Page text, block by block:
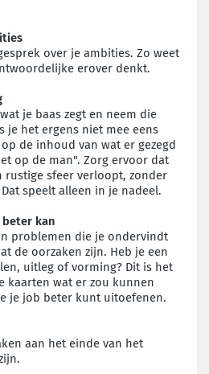
over je ambities. Zo weet
erover denkt.
je baas zegt en neem die
je het ergens niet mee eens
de inhoud van wat er gezegd
op de man". Zorg ervoor dat
rustige sfeer verloopt, zonder
speelt alleen in je nadeel.
kan
problemen die je ondervindt
de oorzaken zijn. Heb je een
uitleg of vorming? Dit is het
kaarten wat er zou kunnen
je job beter kunt uitoefenen.
aan het einde van het